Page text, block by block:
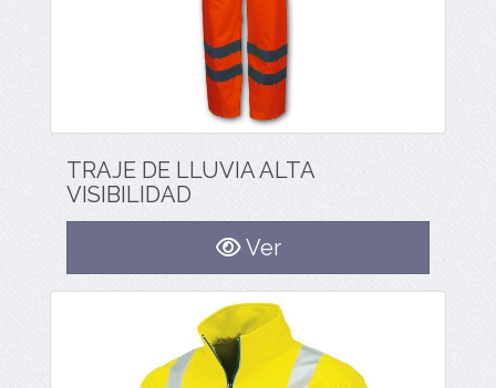
TRAJE DE LLUVIA ALTA
VISIBILIDAD
Ver